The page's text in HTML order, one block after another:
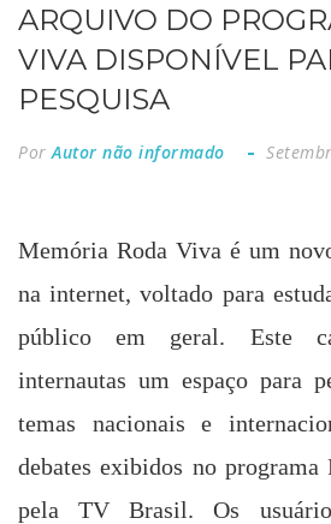
ARQUIVO DO
VIVA DISPONÍVEL
PESQUISA
PorAutor não informado
Memória Roda Viva é um
na internet, voltado para
público em geral. Este
internautas um espaço para
temas nacionais e
debates exibidos no
pela TV Brasil. Os